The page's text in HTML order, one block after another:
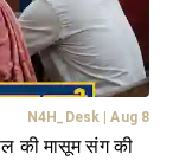
N4H_Desk | Aug 8
की मासूम संग की